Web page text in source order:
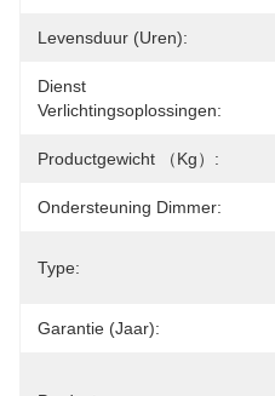
Levensduur (uren):
Dienst
Verlichtingsoplossingen:
Productgewicht （kg）:
Ondersteuning Dimmer:
Type:
Garantie (jaar):